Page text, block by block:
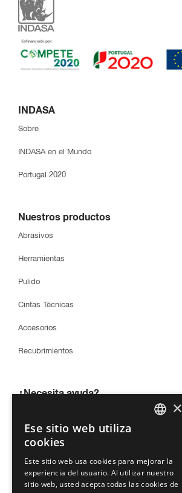
INDASA
Sobre
INDASA en el Mundo
Portugal 2020
Nuestros productos
Abrasivos
Herramientas
Pulido
Cintas Técnicas
Accesorios
Recubrimientos
¿Necesita ayuda?
Contactos ITALIAN
×
Ese sitio web utiliza
cookies
Este sitio web usa cookies para mejorar la
experiencia del usuario. Al utilizar nuestro
sitio web, usted acepta todas las cookies de